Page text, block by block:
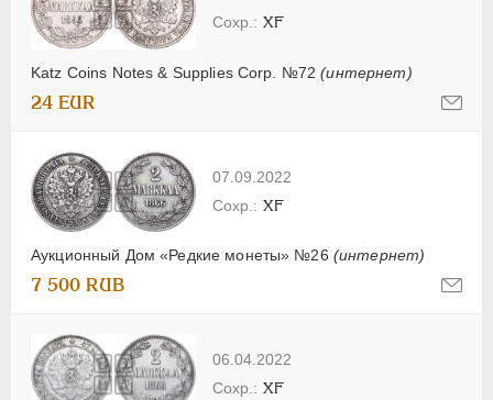
Katz Coins Notes & Supplies Corp. №72(интернет)
XF
24 EUR
07.09.2022
Аукционный Дом «Редкие монеты» №26 (интернет)
XF
7 500 RUB
06.04.2022
XF